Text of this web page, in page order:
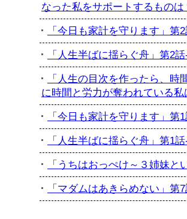
なった私をサポートするものは
「今日も家計を守ります」第
「人生半ばに揺らぐ舟」第2
「人生の目次を作ったら、
に時間と労力が奪われている私
「今日も家計を守ります」第
「人生半ばに揺らぐ舟」第1
「うちはおっぺけ～３姉妹
「マダムはあきらめない」